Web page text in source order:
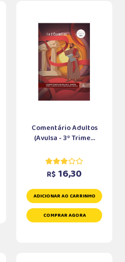
Comentário Adultos
(Avulsa - 3º Trime...
R$ 16,30
ADICIONAR AO CARRINHO
COMPRAR AGORA